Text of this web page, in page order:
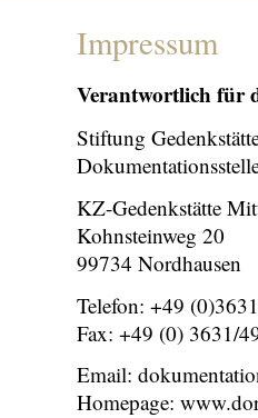
Impressum
Verantwortlich für
Stiftung
KZ-Gedenkstätte
Kohnsteinweg 20
99734 Nordhausen
Telefon: +49
Fax: +49 (0) 3631/
Email:
Homepage: